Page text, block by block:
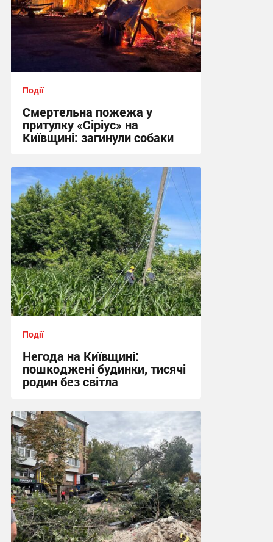
Події
Смертельна пожежа у
притулку «Сіріус» на
Київщині: загинули собаки
18:02 вчора
Події
Негода на Київщині:
пошкоджені будинки, тисячі
родин без світла
17:07 вчора